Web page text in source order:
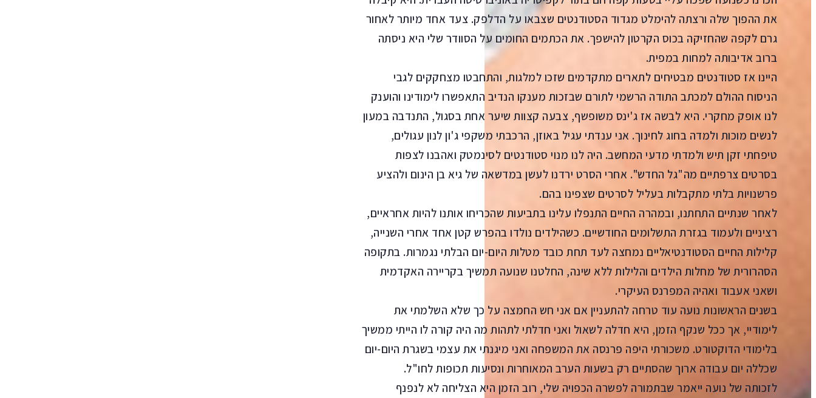
את ההפוך שלה ורצתה להימלט מגדוד הסטודנטים שצבאו על הדלפק. צעד אחד מיותר לאחור
גרם לקפה שהחזיקה בכוס הקרטון להישפך. את הכתמים החומים על הסוודר שלי היא ניסתה
ברוב אדיבותה למחות במפית.
היינו אז סטודנטים מבטיחים לתארים מתקדמים שזכו למלגות, והתחבטו מצחקקים לגבי
הניסוח ההולם למכתב התודה הרשמי לתורם שבזכות מענקו הנדיב התאפשרו לימודינו והוענק
לנו אופק מחקרי. היא לבשה אז ג'ינס משופשף, צבעה קצוות שיער אחת בסגול, התנדבה במעון
לנשים מוכות ולמדה בחוג לחינוך. אני ענדתי עגיל באוזן, הרכבתי משקפי ג'ון לנון עגולים,
טיפחתי זקן תיש ולמדתי מדעי המחשב. היה לנו מנוי סטודנטים לסינמטק ואהבנו לצפות
בסרטים צרפתיים מה"גל החדש". אחרי הסרט ירדנו לעשן במדשאה של גיא בן הינום ולהציע
פרשנויות בלתי מתקבלות בעליל לסרטים שצפינו בהם.
לאחר שנתיים התחתנו, ובמהרה החיים התנפלו עלינו בתביעות שהכריחו אותנו להיות אחראיים,
רציניים ולעמוד בגזרת התשלומים החודשיים. כשהילדים נולדו בהפרש קטן אחד אחרי השנייה,
קלילות החיים הסטודנטיאליים נמחצה לעד תחת כובד מטלות היום-יום הבלתי נגמרות. בתקופה
הסהרורית של מחלות הילדים והלילות ללא שינה, החלטנו שנועה תמשיך בקריירה האקדמית
ושאני אעבוד ואהיה המפרנס העיקרי.
בשנים הראשונות נועה עוד טרחה להתעניין אם אני חש החמצה על כך שלא השלמתי את
לימודיי, אך ככל שנקף הזמן, היא חדלה לשאול ואני חדלתי לתהות מה היה קורה לו הייתי ממשיך
בלימודי הדוקטורט. משכורתי היפה פרנסה את המשפחה ואני מיגנתי את עצמי בשגרת היום-יום
שכללה יום עבודה ארוך שהסתיים רק בשעות הערב המאוחרות ונסיעות תכופות לחו"ל.
לזכותה של נועה ייאמר שבתמורה לפשרה הכפויה שלי, רוב הזמן היא הצליחה לא לנפנף